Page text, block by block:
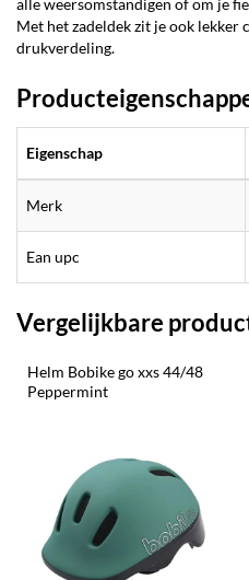
alle weersomstandigen of om je
Met het zadeldek zit je ook lekker
drukverdeling.
Eigenschap
Merk
Ean upc
Vergelijkbare
Helm Bobike go xxs 44/48
Peppermint